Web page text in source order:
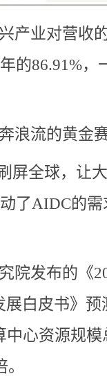
产业对营收
的86.91%，
浪流的黄金
屏全球，让
了AIDC的需
院发布的《
展白皮书》预
中心资源规模